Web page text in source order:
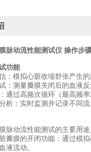
脉动流性能测试仪 操作步
功能
：模拟心脏收缩舒张产生
：测量瓣膜关闭后的血液
通过高频次循环（最高频
析‌：实时监测并记录不同
脉动流性能测试的主要用
瓣膜的开闭功能：通过模
液流动。